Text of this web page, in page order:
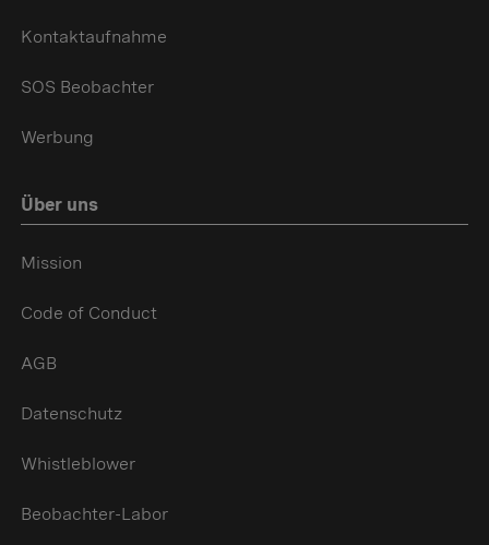
Kontaktaufnahme
SOS Beobachter
Werbung
Über uns
Mission
Code of Conduct
AGB
Datenschutz
Whistleblower
Beobachter-Labor